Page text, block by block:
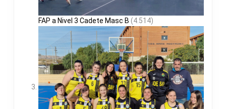
FAP a Nivel 3 Cadete Masc B (4.514)